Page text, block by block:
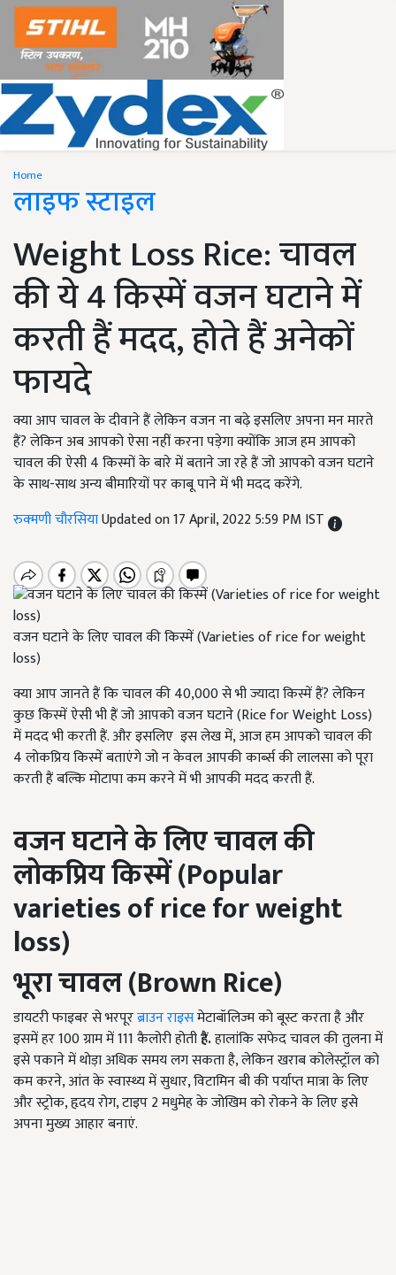
Home
लाइफ स्टाइल
Weight Loss Rice: चावल
की ये 4 किस्में वजन घटाने में
करती हैं मदद, होते हैं अनेकों
फायदे
क्या आप चावल के दीवाने हैं लेकिन वजन ना बढ़े इसलिए अपना मन मारते
हैं? लेकिन अब आपको ऐसा नहीं करना पड़ेगा क्योंकि आज हम आपको
चावल की ऐसी 4 किस्मों के बारे में बताने जा रहे हैं जो आपको वजन घटाने
के साथ-साथ अन्य बीमारियों पर काबू पाने में भी मदद करेंगे.
रुक्मणी चौरसियाUpdated on 17 April, 2022 5:59 PM IST
वजन घटाने के लिए चावल की किस्में (Varieties of rice for weight
loss)
क्या आप जानते हैं कि चावल की 40,000 से भी ज्यादा किस्में हैं? लेकिन
कुछ किस्में ऐसी भी हैं जो आपको वजन घटाने (Rice for Weight Loss)
में मदद भी करती हैं. और इसलिए इस लेख में, आज हम आपको चावल की
4 लोकप्रिय किस्में बताएंगे जो न केवल आपकी कार्ब्स की लालसा को पूरा
करती हैं बल्कि मोटापा कम करने में भी आपकी मदद करती हैं.
वजन घटाने के लिए चावल की
लोकप्रिय किस्में (Popular
varieties of rice for weight
loss)
भूरा चावल (Brown Rice)
डायटरी फाइबर से भरपूरब्राउन राइसमेटाबॉलिज्म को बूस्ट करता है और
इसमें हर 100 ग्राम में 111 कैलोरी होतीहैं.हालांकि सफेद चावल की तुलना में
इसे पकाने में थोड़ा अधिक समय लग सकता है, लेकिन खराब कोलेस्ट्रॉल को
कम करने, आंत के स्वास्थ्य में सुधार, विटामिन बी की पर्याप्त मात्रा के लिए
और स्ट्रोक, हृदय रोग, टाइप 2 मधुमेह के जोखिम को रोकने के लिए इसे
अपना मुख्य आहार बनाएं.